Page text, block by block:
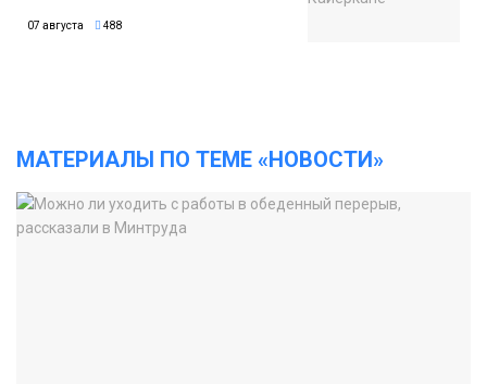
07 августа 488
МАТЕРИАЛЫ ПО ТЕМЕ «НОВОСТИ»